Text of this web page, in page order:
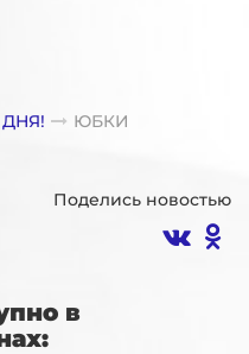
ЮБКИ
Поделись новостью
в